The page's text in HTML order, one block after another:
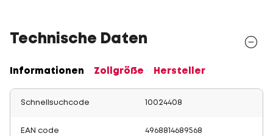
Technische Daten
Informationen Zollgröße Hersteller
Schnellsuchcode 10024408
EAN code 4968814689568